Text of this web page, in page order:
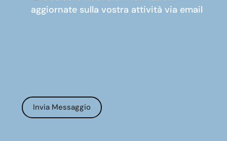
aggiornate sulla vostra attività via email